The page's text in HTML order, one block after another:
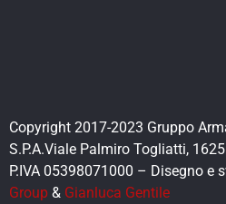
Copyright 2017-2023 Gruppo
S.P.A.Viale Palmiro Togliatti,
P.IVA 05398071000 – Disegno e
Group & Gianluca Gentile